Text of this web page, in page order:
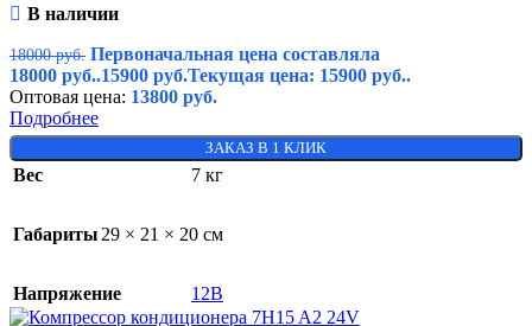
В наличии
18000руб. Первоначальная цена составляла
18000 руб..15900 руб.Текущая цена: 15900 руб..
Оптовая цена: 13800 руб.
Подробнее
ЗАКАЗ В 1 КЛИК
Вес 7 кг
Габариты 29 × 21 × 20 см
Напряжение 12В